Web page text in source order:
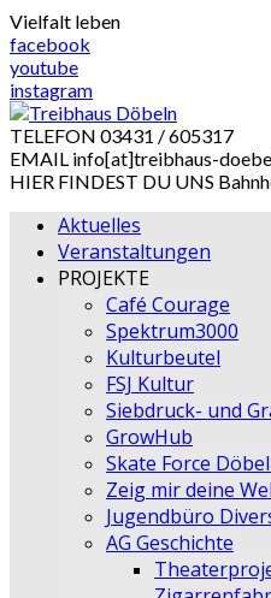
Skip
to
content
Vielfalt leben
facebook
youtube
instagram
TELEFON 03431 / 605317
EMAIL info[at]treibhaus-
HIER FINDEST DU UNS
Aktuelles
Veranstaltungen
PROJEKTE
Café Courage
Spektrum3000
Kulturbeutel
FSJ Kultur
Siebdruck- und
GrowHub
Skate Force
Zeig mir deine
Jugendbüro
AG Geschichte